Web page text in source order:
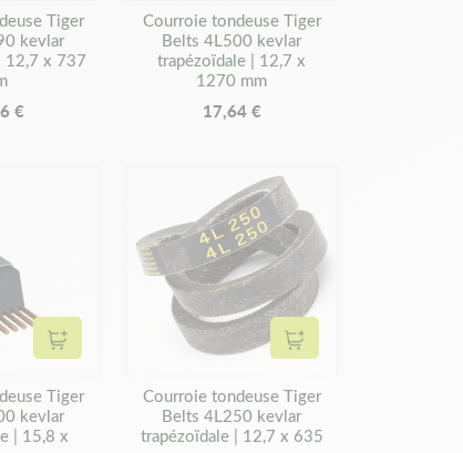
Tiger
kevlar
12,7 x 737
€
Courroie tondeuse Tiger
Belts 4L500 kevlar
trapézoïdale | 12,7 x
1270 mm
17,64 €
Ajouter au panier
Tiger
kevlar
| 15,8 x
Ajouter au panier
Courroie tondeuse Tiger
Belts 4L250 kevlar
trapézoïdale | 12,7 x 635